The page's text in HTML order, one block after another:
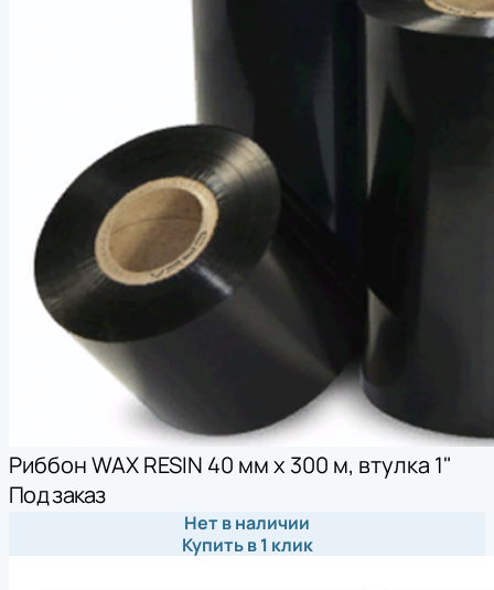
Риббон WAX RESIN 40 мм х 300 м, втулка 1"
Под заказ
Нет в наличии
Купить в 1 клик